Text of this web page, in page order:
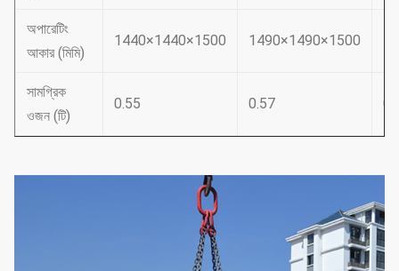
অপারেটিং
আকার (মিমি)
1440×1440×1500 1490×1490×1500
সামগ্রিক
ওজন (টি)
0.55 0.57